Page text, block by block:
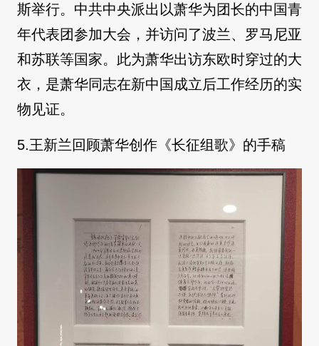
斯举行。中共中央派出以萧华为团长的中国青
年代表团参加大会，并访问了波兰、罗马尼亚
和苏联等国家。此为萧华出访东欧时穿过的大
衣，是萧华同志在新中国成立后工作经历的实
物见证。
5.王新兰回顾萧华创作《长征组歌》的手稿